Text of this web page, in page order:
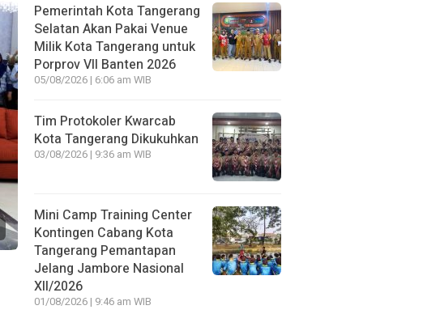
Pemerintah Kota Tangerang
Selatan Akan Pakai Venue
Milik Kota Tangerang untuk
Porprov VII Banten 2026
05/08/2026 | 6:06 am WIB
Tim Protokoler Kwarcab
Kota Tangerang Dikukuhkan
03/08/2026 | 9:36 am WIB
Mini Camp Training Center
Kontingen Cabang Kota
Tangerang Pemantapan
Jelang Jambore Nasional
XII/2026
01/08/2026 | 9:46 am WIB